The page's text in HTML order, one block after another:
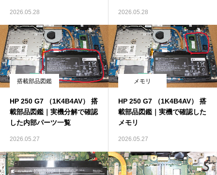
2026.05.28 2026.05.28
搭載部品図鑑
HP 250 G7 （1K4B4AV） 搭
載部品図鑑｜実機分解で確認
した内部パーツ一覧
2026.05.27
メモリ
HP 250 G7 （1K4B4AV） 搭
載部品図鑑｜実機で確認した
メモリ
2026.05.27
サイト案内